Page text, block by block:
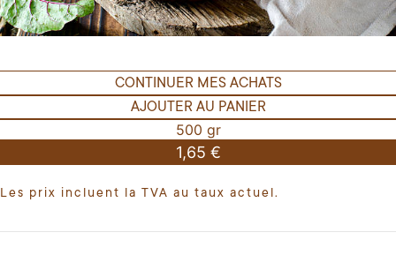
CONTINUER MES ACHATS
AJOUTER AU PANIER
500 gr
1,65 €
Les prix incluent la TVA au taux actuel.